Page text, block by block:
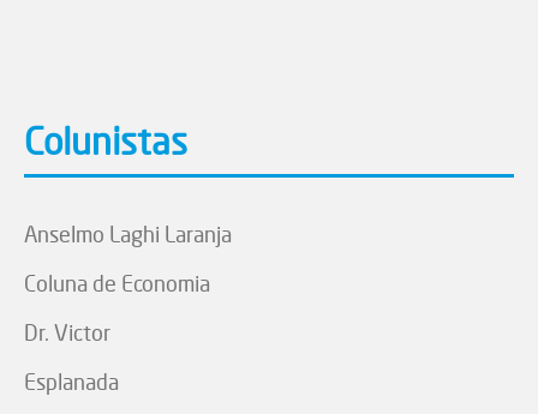
Colunistas
Anselmo Laghi Laranja
Coluna de Economia
Dr. Victor
Esplanada